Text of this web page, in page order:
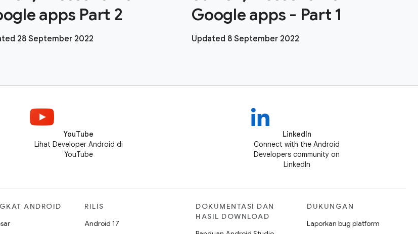
apps Part 2
28 September 2022
Google apps - Part 1
Updated 8 September 2022
YouTube
Lihat Developer Android di
YouTube
LinkedIn
Connect with the Android
Developers community on
LinkedIn
ANDROID
RILIS
Android 17
DOKUMENTASI DAN
HASIL DOWNLOAD
DUKUNGAN
Laporkan bug platform